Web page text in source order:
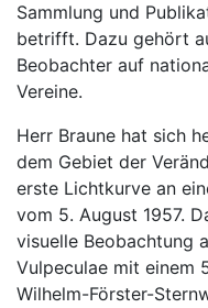
Sammlung und
betrifft. Dazu gehört
Beobachter auf
Vereine.
Herr Braune hat sich
dem Gebiet der
erste Lichtkurve an
vom 5. August 1957.
visuelle Beobachtung
Vulpeculae mit einem
Wilhelm-Förster-